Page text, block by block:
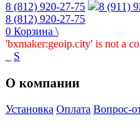
8 (812) 920-27-75
8 (911)
8 (812) 920-27-75
0 Корзина \
'bxmaker:geoip.city' is not a
S
О компании
Установка Оплата Вопрос-